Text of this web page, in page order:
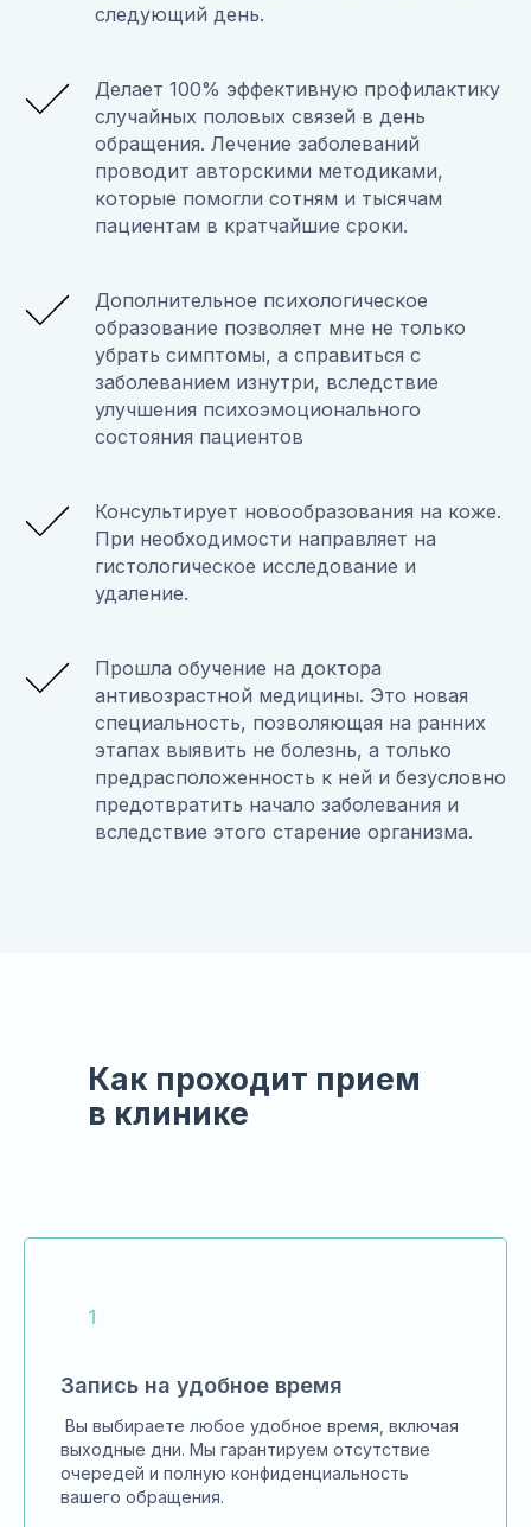
следующий день.
Делает 100% эффективную профилактику
случайных половых связей в день
обращения. Лечение заболеваний
проводит авторскими методиками,
которые помогли сотням и тысячам
пациентам в кратчайшие сроки.
Дополнительное психологическое
образование позволяет мне не только
убрать симптомы, а справиться с
заболеванием изнутри, вследствие
улучшения психоэмоционального
состояния пациентов
Консультирует новообразования на коже.
При необходимости направляет на
гистологическое исследование и
удаление.
Прошла обучение на доктора
антивозрастной медицины. Это новая
специальность, позволяющая на ранних
этапах выявить не болезнь, а только
предрасположенность к ней и безусловно
предотвратить начало заболевания и
вследствие этого старение организма.
Как проходит прием
в клинике
Запись на удобное время
Вы выбираете любое удобное время, включая
выходные дни. Мы гарантируем отсутствие
очередей и полную конфиденциальность
вашего обращения.